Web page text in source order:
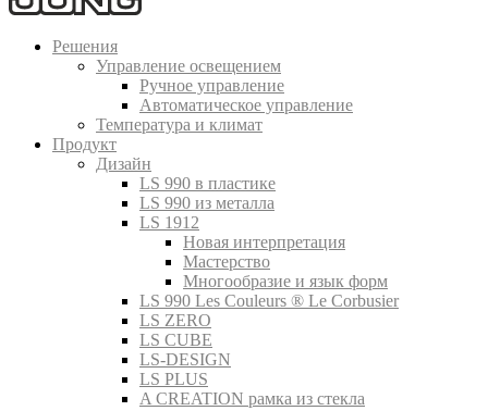
Решения
Управление освещением
Ручное управление
Автоматическое управление
Температура и климат
Продукт
Дизайн
LS 990 в пластике
LS 990 из металла
LS 1912
Новая интерпретация
Мастерство
Многообразие и язык форм
LS 990 Les Couleurs ® Le Corbusier
LS ZERO
LS CUBE
LS-DESIGN
LS PLUS
A CREATION рамка из стекла